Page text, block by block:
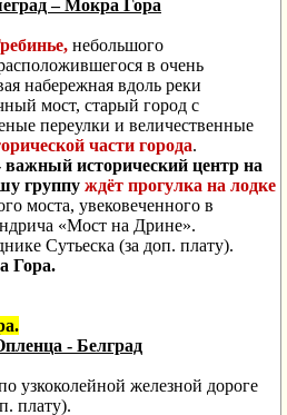
– Мокра Гора
небольшого
в очень
набережная вдоль реки
мост, старый город с
переулки и величественные
части города.
важный исторический центр на
группу ждёт прогулка на лодке
моста, увековеченного в
«Мост на Дрине».
Сутьеска (за доп. плату).
Гора.
- Белград
узкоколейной железной дороге
плату).